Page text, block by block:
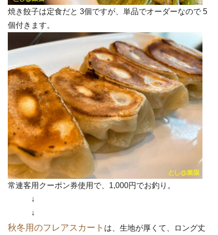
焼き餃子は定食だと 3個ですが、単品でオーダーなので 5
個付きます。
常連客用クーポン券使用で、1,000円でお釣り。
↓
↓
秋冬用のフレアスカート は、生地が厚くて、ロング丈